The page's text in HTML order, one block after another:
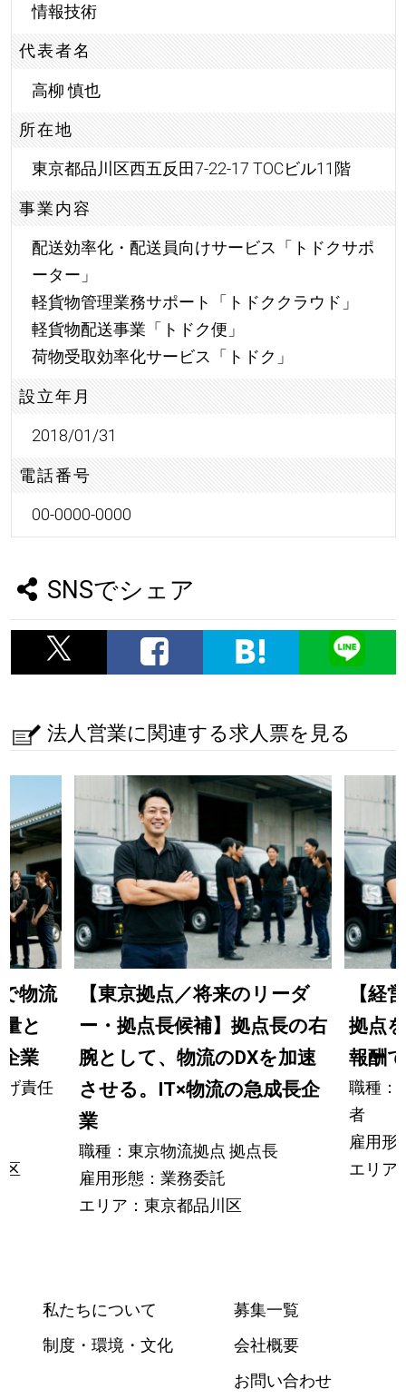
情報技術
代表者名
高柳 慎也
所在地
東京都品川区西五反田7-22-17 TOCビル11階
事業内容
配送効率化・配送員向けサービス「トドクサポ
ーター」
軽貨物管理業務サポート「トドククラウド」
軽貨物配送事業「トドク便」
荷物受取効率化サービス「トドク」
設立年月
2018/01/31
電話番号
00-0000-0000
SNSでシェア
法人営業に関連する求人票を見る
物流
と
業
げ責任
区
【東京拠点／将来のリーダ
ー・拠点長候補】拠点長の右
腕として、物流のDXを加速
させる。IT×物流の急成長企
業
職種：東京物流拠点 拠点長
雇用形態：業務委託
エリア：東京都品川区
【経
拠点
報酬
職種：
者
雇用形
エリア
私たちについて
制度・環境・文化
募集一覧
会社概要
お問い合わせ